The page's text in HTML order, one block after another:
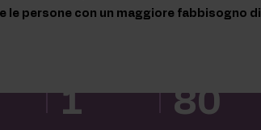
le persone con un maggiore fabbisogno di
1 80